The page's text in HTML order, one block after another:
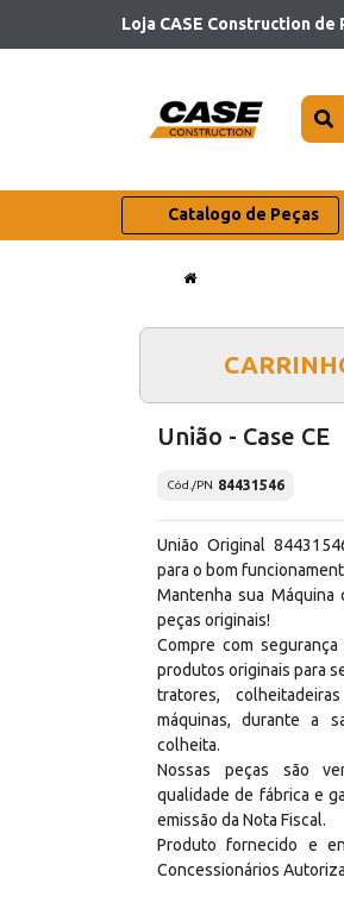
Loja CASE Construction de
Catalogo de Peças
União - Case CE
Cód./PN 84431546
União Original
para o bom
Mantenha sua Máquina
peças originais!
Compre com
produtos originais para
tratores,
máquinas, durante a
colheita.
Nossas peças são
qualidade de fábrica e
emissão da Nota Fiscal.
Produto fornecido e
Concessionários